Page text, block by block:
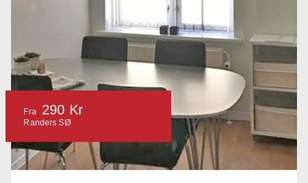
Fra 290 Kr
Randers SØ